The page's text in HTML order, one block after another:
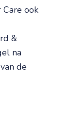
ook
&
na
de